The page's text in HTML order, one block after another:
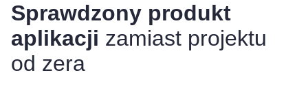
Sprawdzony produkt
aplikacji zamiast projektu
od zera